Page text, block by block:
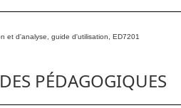
et d'analyse, guide d'utilisation, ED7201
PÉDAGOGIQUES